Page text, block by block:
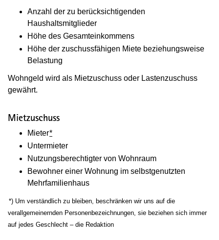
Anzahl der zu berücksichtigenden
Haushaltsmitglieder
Höhe des Gesamteinkommens
Höhe der zuschussfähigen Miete beziehungsweise
Belastung
Wohngeld wird als Mietzuschuss oder Lastenzuschuss
gewährt.
Mietzuschuss
Mieter*
Untermieter
Nutzungsberechtigter von Wohnraum
Bewohner einer Wohnung im selbstgenutzten
Mehrfamilienhaus
(Wird in einem neuen Fenster geöffnet)
*) Um verständlich zu bleiben, beschränken wir uns auf die
verallgemeinernden Personenbezeichnungen, sie beziehen sich immer
auf jedes Geschlecht – die Redaktion